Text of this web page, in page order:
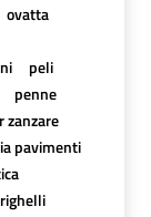
ovatta
peli
penne
zanzare
pavimenti
righelli